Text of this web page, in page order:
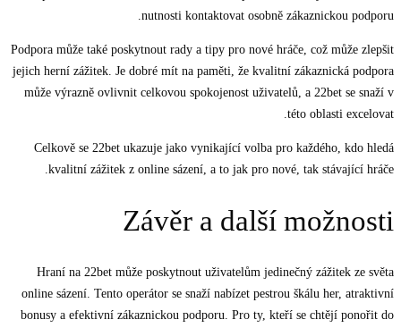
nutnosti kontaktovat osobně zákaznickou podporu.
Podpora může také poskytnout rady a tipy pro nové hráče, což může zlepšit
jejich herní zážitek. Je dobré mít na paměti, že kvalitní zákaznická podpora
může výrazně ovlivnit celkovou spokojenost uživatelů, a 22bet se snaží v
této oblasti excelovat.
Celkově se 22bet ukazuje jako vynikající volba pro každého, kdo hledá
kvalitní zážitek z online sázení, a to jak pro nové, tak stávající hráče.
Závěr a další možnosti
Hraní na 22bet může poskytnout uživatelům jedinečný zážitek ze světa
online sázení. Tento operátor se snaží nabízet pestrou škálu her, atraktivní
bonusy a efektivní zákaznickou podporu. Pro ty, kteří se chtějí ponořit do